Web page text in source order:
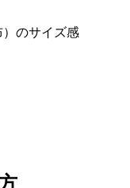
のサイズ感